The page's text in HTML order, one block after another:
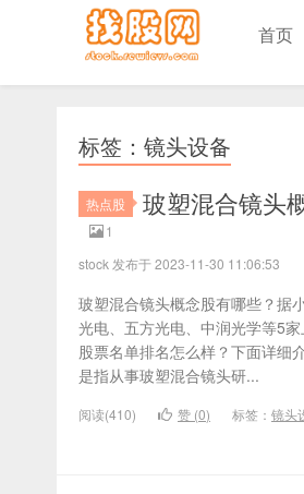
首页
标签：镜头设备
热点股 玻塑混合镜头
1
stock 发布于 2023-11-30 11:06:53
玻塑混合镜头概念股有哪些？据
光电、五方光电、中润光学等5
股票名单排名怎么样？下面详细
是指从事玻塑混合镜头研...
阅读(410) 赞 (0) 标签： 镜头